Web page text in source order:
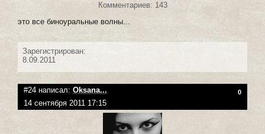
Комментариев: 143
это все биноуральные волны...
Зарегистрирован:
8.09.2011
#24 написал: Oksana... 0
14 сентября 2011 17:15